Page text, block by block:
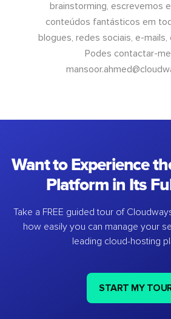
brainstorming, escrevemos
conteúdos fantásticos em
blogues, redes sociais, e-mails,
Podes contactar-
Want to Experience
Platform in Its
Take a FREE guided tour of
how easily you can manage your
leading cloud-hosting
START MY